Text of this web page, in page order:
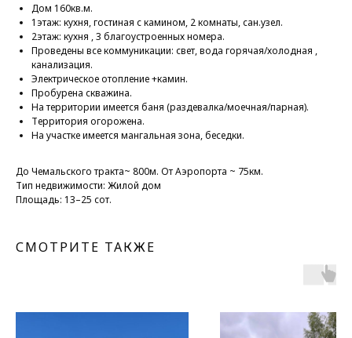
Дом 160кв.м.
1этаж: кухня, гостиная с камином, 2 комнаты, сан.узел.
2этаж: кухня , 3 благоустроенных номера.
Проведены все коммуникации: свет, вода горячая/холодная ,
канализация.
Электрическое отопление +камин.
Пробурена скважина.
На территории имеется баня (раздевалка/моечная/парная).
Территория огорожена.
На участке имеется мангальная зона, беседки.
До Чемальского тракта~ 800м. От Аэропорта ~ 75км.
Тип недвижимости: Жилой дом
Площадь: 13–25 сот.
СМОТРИТЕ ТАКЖЕ